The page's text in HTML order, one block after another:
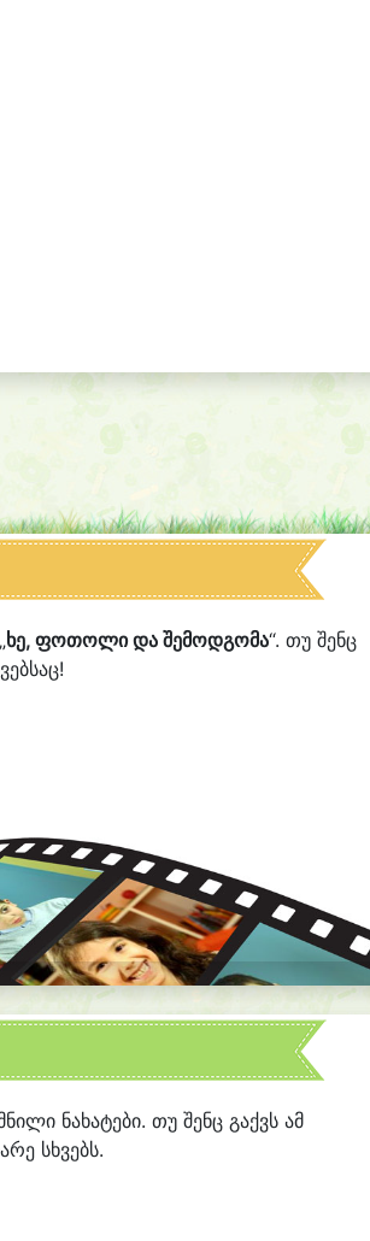
ხე, ფოთოლი და შემოდგომა“. თუ შენც
ნახატები. თუ შენც გაქვს ამ
სხვებს.